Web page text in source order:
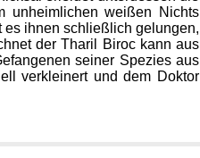
unheimlichen weißen Nichts
ihnen schließlich gelungen,
der Tharil Biroc kann aus
seiner Spezies aus
verkleinert und dem Doktor